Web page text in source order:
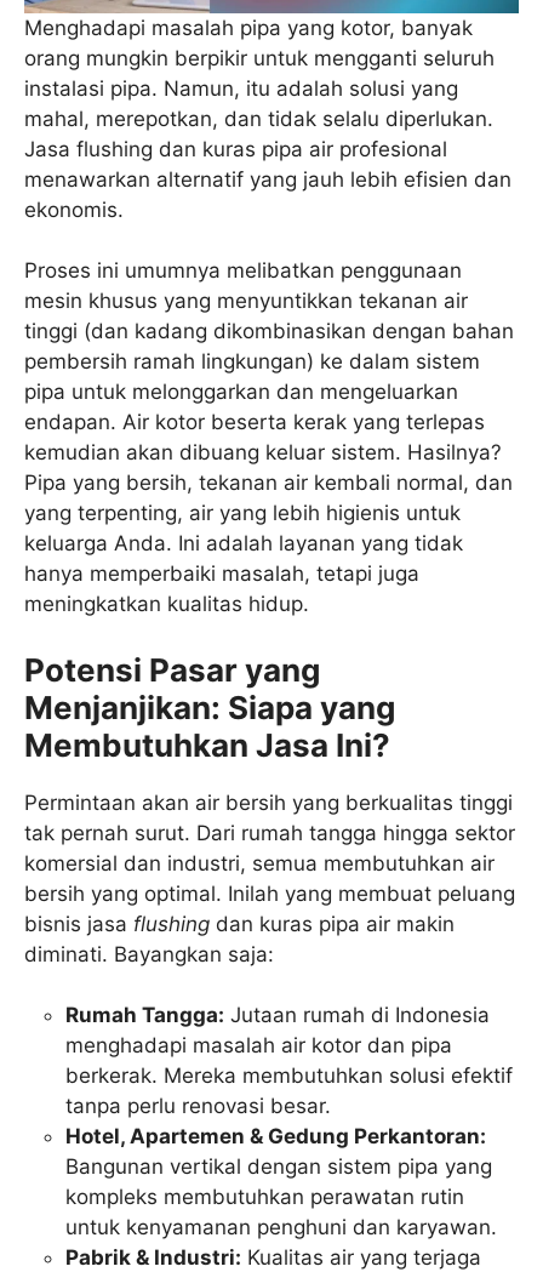
Menghadapi masalah pipa yang kotor, banyak
orang mungkin berpikir untuk mengganti seluruh
instalasi pipa. Namun, itu adalah solusi yang
mahal, merepotkan, dan tidak selalu diperlukan.
Jasa flushing dan kuras pipa air profesional
menawarkan alternatif yang jauh lebih efisien dan
ekonomis.
Proses ini umumnya melibatkan penggunaan
mesin khusus yang menyuntikkan tekanan air
tinggi (dan kadang dikombinasikan dengan bahan
pembersih ramah lingkungan) ke dalam sistem
pipa untuk melonggarkan dan mengeluarkan
endapan. Air kotor beserta kerak yang terlepas
kemudian akan dibuang keluar sistem. Hasilnya?
Pipa yang bersih, tekanan air kembali normal, dan
yang terpenting, air yang lebih higienis untuk
keluarga Anda. Ini adalah layanan yang tidak
hanya memperbaiki masalah, tetapi juga
meningkatkan kualitas hidup.
Potensi Pasar yang
Menjanjikan: Siapa yang
Membutuhkan Jasa Ini?
Permintaan akan air bersih yang berkualitas tinggi
tak pernah surut. Dari rumah tangga hingga sektor
komersial dan industri, semua membutuhkan air
bersih yang optimal. Inilah yang membuat peluang
bisnis jasa flushing dan kuras pipa air makin
diminati. Bayangkan saja:
Rumah Tangga: Jutaan rumah di Indonesia
menghadapi masalah air kotor dan pipa
berkerak. Mereka membutuhkan solusi efektif
tanpa perlu renovasi besar.
Hotel, Apartemen & Gedung Perkantoran:
Bangunan vertikal dengan sistem pipa yang
kompleks membutuhkan perawatan rutin
untuk kenyamanan penghuni dan karyawan.
Pabrik & Industri: Kualitas air yang terjaga